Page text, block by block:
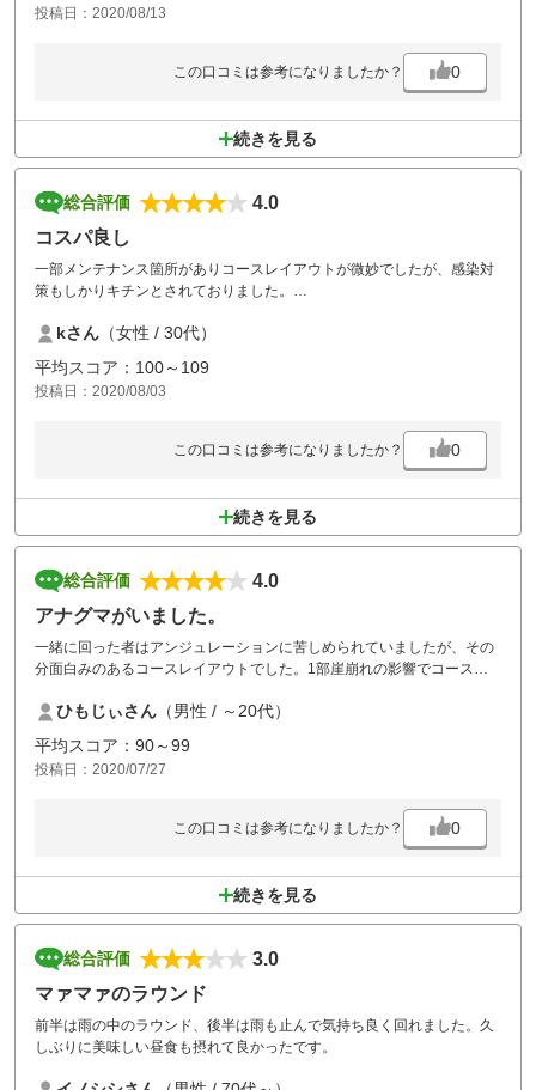
投稿日：2020/08/13
この口コミは参考になりましたか？ 0
続きを見る
総合評価
4.0
コスパ良し
一部メンテナンス箇所がありコースレイアウトが微妙でしたが、感染対
策もしかりキチンとされておりました。
ありがとうございました
kさん （女性 / 30代）
平均スコア：100～109
投稿日：2020/08/03
この口コミは参考になりましたか？ 0
続きを見る
総合評価
4.0
アナグマがいました。
一緒に回った者はアンジュレーションに苦しめられていましたが、その
分面白みのあるコースレイアウトでした。1部崖崩れの影響でコースが
ベストがでました。嬉しかったです。途中アナグマがぴょこぴょこ走っ
ていました。かわいかったです。
ひもじぃさん （男性 / ～20代）
平均スコア：90～99
投稿日：2020/07/27
この口コミは参考になりましたか？ 0
続きを見る
総合評価
3.0
マァマァのラウンド
前半は雨の中のラウンド、後半は雨も止んで気持ち良く回れました。久
しぶりに美味しい昼食も摂れて良かったです。